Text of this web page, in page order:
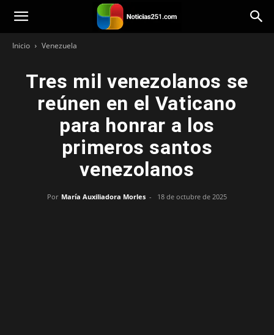
Noticias251
Inicio Venezuela
Tres mil venezolanos se
reúnen en el Vaticano
para honrar a los
primeros santos
venezolanos
Por María Auxiliadora Morles - 18 de octubre de 2025